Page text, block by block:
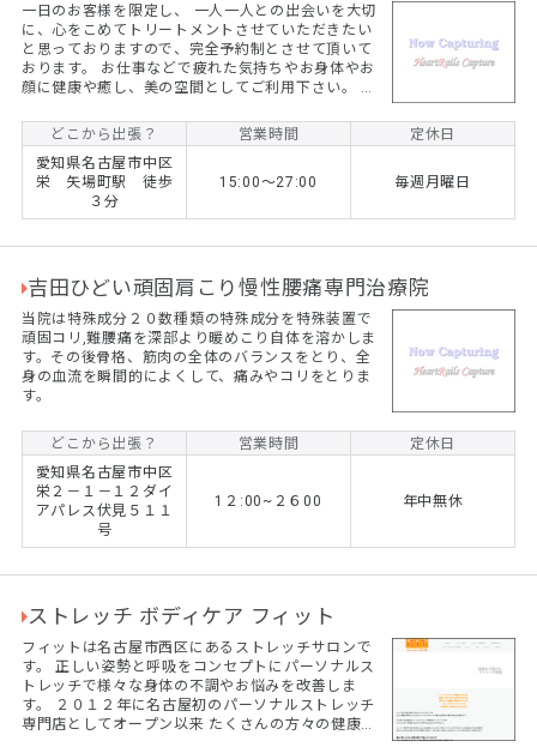
一日のお客様を限定し、 一人一人との出会いを大切
に、心をこめてトリートメントさせていただきたい
と思っておりますので、完全予約制とさせて頂いて
おります。 お仕事などで疲れた気持ちやお身体やお
顔に健康や癒し、美の空間としてご利用下さい。 な
ていただきます。
どこから出張？ 営業時間
定休日
愛知県名古屋市中区
栄 矢場町駅 徒歩
３分
15:00〜27:00 毎週月曜日
吉田ひどい頑固肩こり慢性腰痛専門治療院
当院は特殊成分２０数種類の特殊成分を特殊装置で
頑固コリ,難腰痛を深部より暖めこり自体を溶かしま
す。その後骨格、筋肉の全体のバランスをとり、全
身の血流を瞬間的によくして、痛みやコリをとりま
す。
どこから出張？ 営業時間
定休日
愛知県名古屋市中区
栄２－１－１２ダイ
アパレス伏見５１１
号
1２:00~２６00 年中無休
ストレッチ ボディケア フィット
フィットは名古屋市西区にあるストレッチサロンで
す。 正しい姿勢と呼吸をコンセプトにパーソナルス
トレッチで様々な身体の不調やお悩みを改善しま
す。 ２０１２年に名古屋初のパーソナルストレッチ
専門店としてオープン以来 たくさんの方々の健康と